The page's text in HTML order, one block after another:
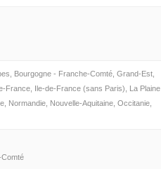
Bourgogne - Franche-Comté, Grand-Est,
France, Ile-de-France (sans Paris), La Plaine
Normandie, Nouvelle-Aquitaine, Occitanie,